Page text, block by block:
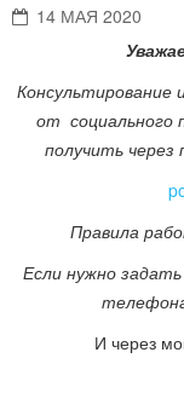
14 МАЯ 2020
от
получить
Правила
Если нужно
И через мою